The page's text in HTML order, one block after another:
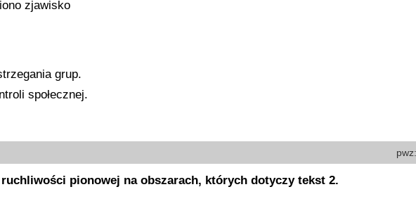
zjawisko
grup.
społecznej.
pwz:
pionowej na obszarach, których dotyczy tekst 2.